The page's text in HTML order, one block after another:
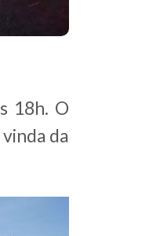
18h. O
da